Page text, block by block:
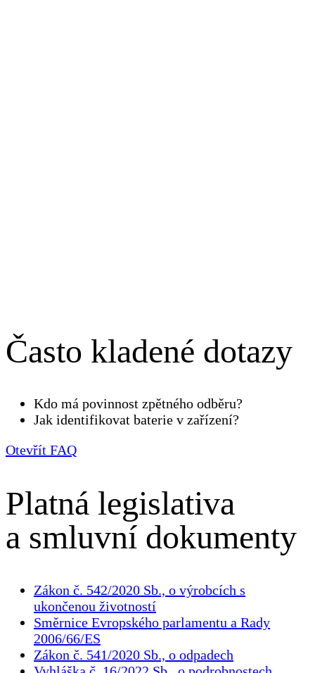
Často kladené dotazy
Kdo má povinnost zpětného odběru?
Jak identifikovat baterie v zařízení?
Otevřít FAQ
Platná legislativa
a smluvní dokumenty
Zákon č. 542/2020 Sb., o výrobcích s
ukončenou životností
Směrnice Evropského parlamentu a Rady
2006/66/ES
Zákon č. 541/2020 Sb., o odpadech